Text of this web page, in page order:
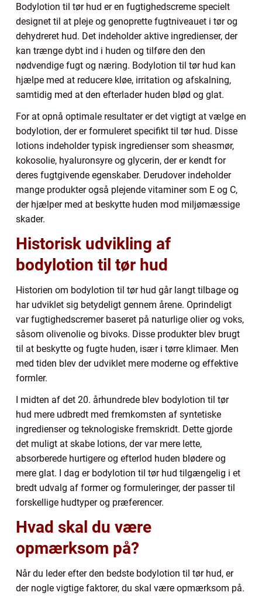
Bodylotion til tør hud er en fugtighedscreme specielt
designet til at pleje og genoprette fugtniveauet i tør og
dehydreret hud. Det indeholder aktive ingredienser, der
kan trænge dybt ind i huden og tilføre den den
nødvendige fugt og næring. Bodylotion til tør hud kan
hjælpe med at reducere kløe, irritation og afskalning,
samtidig med at den efterlader huden blød og glat.
For at opnå optimale resultater er det vigtigt at vælge en
bodylotion, der er formuleret specifikt til tør hud. Disse
lotions indeholder typisk ingredienser som sheasmør,
kokosolie, hyaluronsyre og glycerin, der er kendt for
deres fugtgivende egenskaber. Derudover indeholder
mange produkter også plejende vitaminer som E og C,
der hjælper med at beskytte huden mod miljømæssige
skader.
Historisk udvikling af
bodylotion til tør hud
Historien om bodylotion til tør hud går langt tilbage og
har udviklet sig betydeligt gennem årene. Oprindeligt
var fugtighedscremer baseret på naturlige olier og voks,
såsom olivenolie og bivoks. Disse produkter blev brugt
til at beskytte og fugte huden, især i tørre klimaer. Men
med tiden blev der udviklet mere moderne og effektive
formler.
I midten af det 20. århundrede blev bodylotion til tør
hud mere udbredt med fremkomsten af syntetiske
ingredienser og teknologiske fremskridt. Dette gjorde
det muligt at skabe lotions, der var mere lette,
absorberede hurtigere og efterlod huden blødere og
mere glat. I dag er bodylotion til tør hud tilgængelig i et
bredt udvalg af former og formuleringer, der passer til
forskellige hudtyper og præferencer.
Hvad skal du være
opmærksom på?
Når du leder efter den bedste bodylotion til tør hud, er
der nogle vigtige faktorer, du skal være opmærksom på.